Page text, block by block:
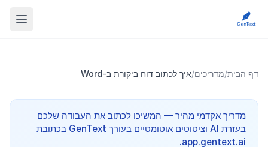
דף הבית/מדריכים/איך לכתוב דוח ביקורת ב-Word
מדריך אקדמי מהיר — המשיכו לכתוב את העבודה שלכם
בעזרת AI וציטוטים אוטומטיים בעורך GenText בכתובת
app.gentext.ai.